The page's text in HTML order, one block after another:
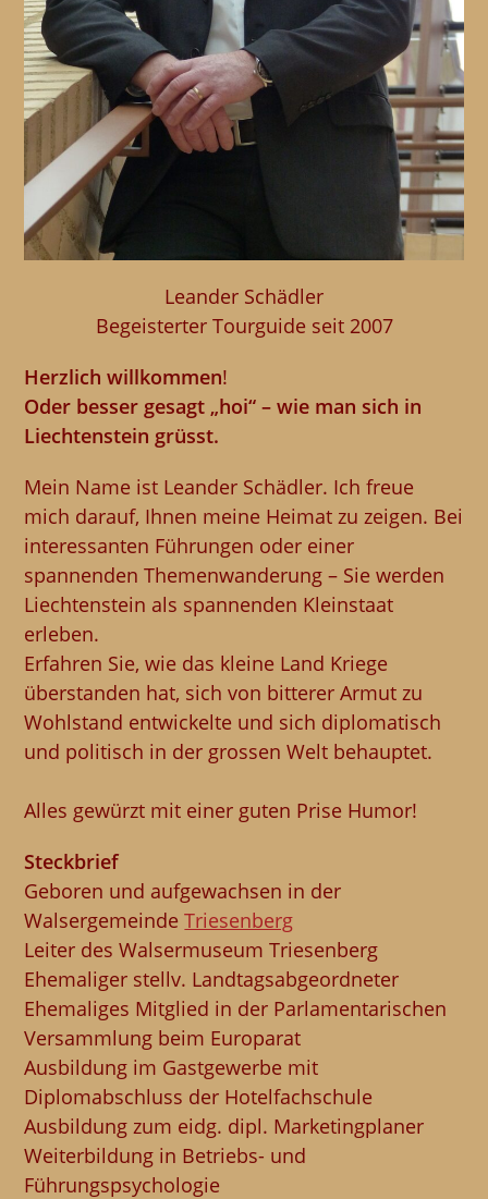
Leander Schädler
Begeisterter Tourguide seit 2007
Herzlich willkommen!
Oder besser gesagt „hoi“ – wie man sich in
Liechtenstein grüsst.
Mein Name ist Leander Schädler. Ich freue
mich darauf, Ihnen meine Heimat zu zeigen. Bei
interessanten Führungen oder einer
spannenden Themenwanderung – Sie werden
Liechtenstein als spannenden Kleinstaat
erleben.
Erfahren Sie, wie das kleine Land Kriege
überstanden hat, sich von bitterer Armut zu
Wohlstand entwickelte und sich diplomatisch
und politisch in der grossen Welt behauptet.
Alles gewürzt mit einer guten Prise Humor!
Steckbrief
Geboren und aufgewachsen in der
WalsergemeindeTriesenberg
Leiter des Walsermuseum Triesenberg
Ehemaliger stellv. Landtagsabgeordneter
Ehemaliges Mitglied in der Parlamentarischen
Versammlung beim Europarat
Ausbildung im Gastgewerbe mit
Diplomabschluss der Hotelfachschule
Ausbildung zum eidg. dipl. Marketingplaner
Weiterbildung in Betriebs- und
Führungspsychologie